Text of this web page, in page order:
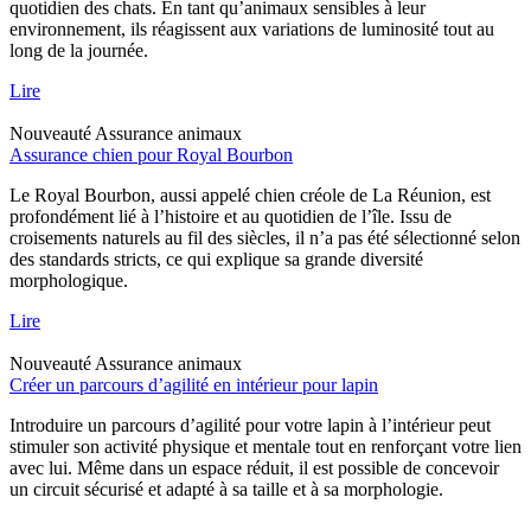
quotidien des chats. En tant qu’animaux sensibles à leur
environnement, ils réagissent aux variations de luminosité tout au
long de la journée.
Lire
Nouveauté Assurance animaux
Assurance chien pour Royal Bourbon
Le Royal Bourbon, aussi appelé chien créole de La Réunion, est
profondément lié à l’histoire et au quotidien de l’île. Issu de
croisements naturels au fil des siècles, il n’a pas été sélectionné selon
des standards stricts, ce qui explique sa grande diversité
morphologique.
Lire
Nouveauté Assurance animaux
Créer un parcours d’agilité en intérieur pour lapin
Introduire un parcours d’agilité pour votre lapin à l’intérieur peut
stimuler son activité physique et mentale tout en renforçant votre lien
avec lui. Même dans un espace réduit, il est possible de concevoir
un circuit sécurisé et adapté à sa taille et à sa morphologie.